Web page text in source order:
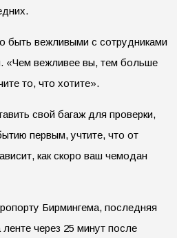
быть вежливыми с сотрудниками
«Чем вежливее вы, тем больше
то, что хотите».
свой багаж для проверки,
первым, учтите, что от
как скоро ваш чемодан
Бирмингема, последняя
через 25 минут после